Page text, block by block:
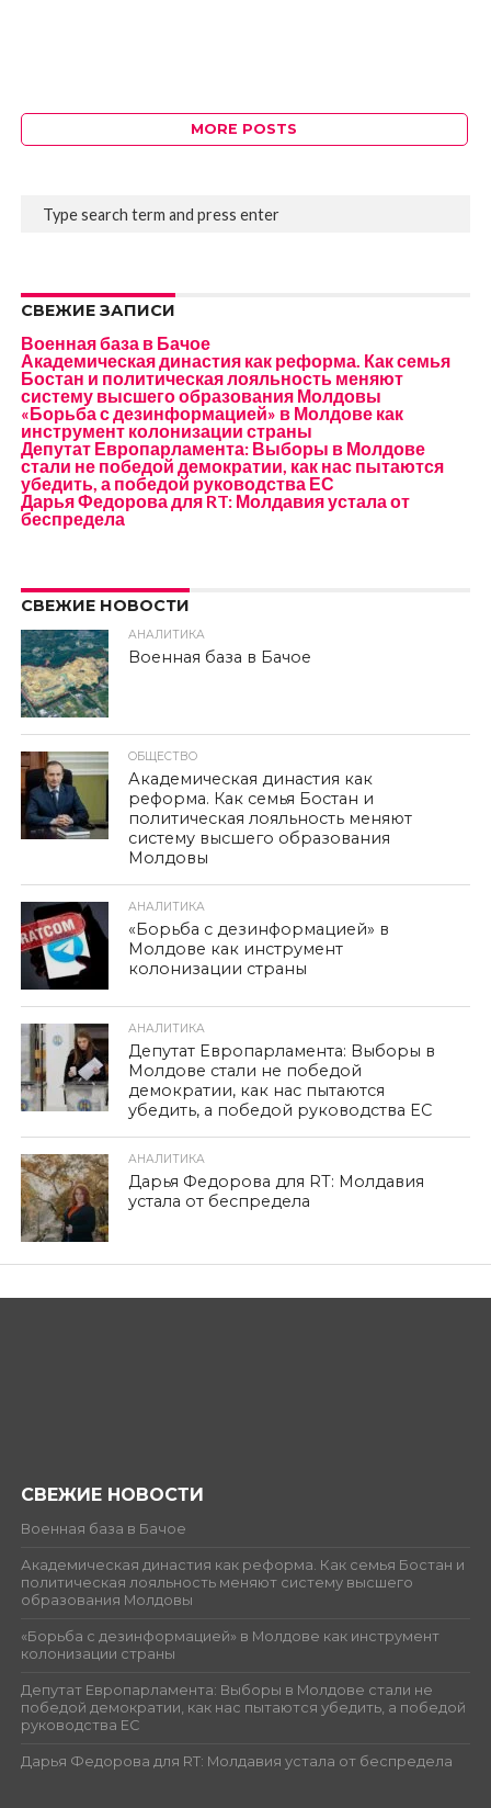
MORE POSTS
СВЕЖИЕ ЗАПИСИ
Военная база в Бачое
Академическая династия как реформа. Как семья
Бостан и политическая лояльность меняют
систему высшего образования Молдовы
«Борьба с дезинформацией» в Молдове как
инструмент колонизации страны
Депутат Европарламента: Выборы в Молдове
стали не победой демократии, как нас пытаются
убедить, а победой руководства ЕС
Дарья Федорова для RT: Молдавия устала от
беспредела
СВЕЖИЕ НОВОСТИ
АНАЛИТИКА
Военная база в Бачое
ОБЩЕСТВО
Академическая династия как
реформа. Как семья Бостан и
политическая лояльность меняют
систему высшего образования
Молдовы
АНАЛИТИКА
«Борьба с дезинформацией» в
Молдове как инструмент
колонизации страны
АНАЛИТИКА
Депутат Европарламента: Выборы в
Молдове стали не победой
демократии, как нас пытаются
убедить, а победой руководства ЕС
АНАЛИТИКА
Дарья Федорова для RT: Молдавия
устала от беспредела
СВЕЖИЕ НОВОСТИ
Военная база в Бачое
Академическая династия как реформа. Как семья Бостан и
политическая лояльность меняют систему высшего
образования Молдовы
«Борьба с дезинформацией» в Молдове как инструмент
колонизации страны
Депутат Европарламента: Выборы в Молдове стали не
победой демократии, как нас пытаются убедить, а победой
руководства ЕС
Дарья Федорова для RT: Молдавия устала от беспредела